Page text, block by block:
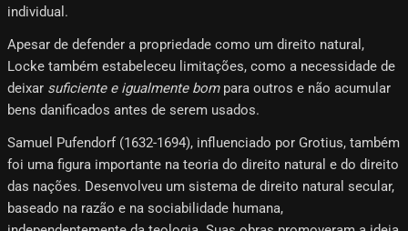
individual.
Apesar de defender a propriedade como um direito natural,
Locke também estabeleceu limitações, como a necessidade de
deixar suficiente e igualmente bompara outros e não acumular
bens danificados antes de serem usados.
Samuel Pufendorf (1632-1694), influenciado por Grotius, também
foi uma figura importante na teoria do direito natural e do direito
das nações. Desenvolveu um sistema de direito natural secular,
baseado na razão e na sociabilidade humana,